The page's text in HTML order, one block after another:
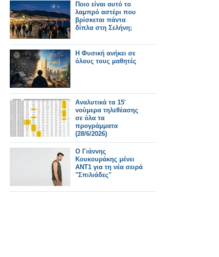
Ποιο είναι αυτό το
λαμπρό αστέρι που
βρίσκεται πάντα
δίπλα στη Σελήνη;
Η Φυσική ανήκει σε
όλους τους μαθητές
Αναλυτικά τα 15'
νούμερα τηλεθέασης
σε όλα τα
προγράμματα
(28/6/2026)
Ο Γιάννης
Κουκουράκης μένει
ΑΝΤ1 για τη νέα σειρά
"Σπιλιάδες"